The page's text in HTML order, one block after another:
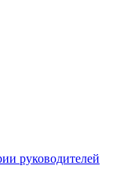
руководителей